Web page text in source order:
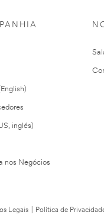
inglés)
nos Negócios
Legais Política de